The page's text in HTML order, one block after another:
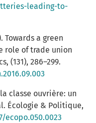
leading-to-
Towards a green
role of trade union
(131), 286–299.
classe ouvrière: un
Écologie & Politique,
ecopo.050.0023